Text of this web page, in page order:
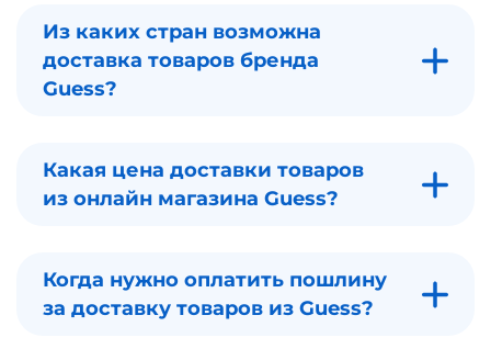
Из каких стран возможна
доставка товаров бренда
Guess?
Какая цена доставки товаров
из онлайн магазина Guess?
Когда нужно оплатить пошлину
за доставку товаров из Guess?